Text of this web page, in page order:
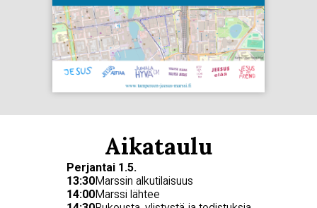
Aikataulu
Perjantai 1.5.
13:30Marssin alkutilaisuus
14:00Marssi lähtee